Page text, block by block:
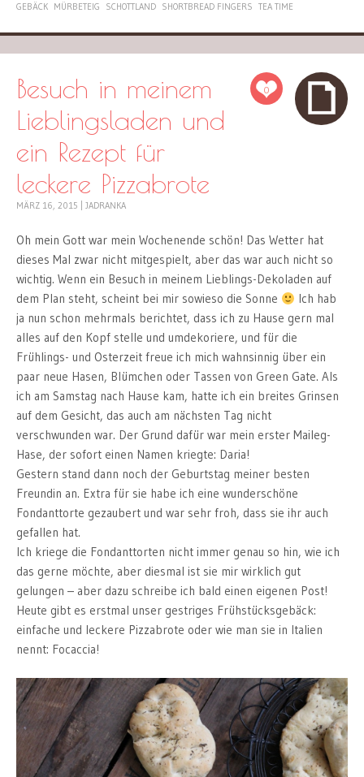
GEBÄCK MÜRBETEIG SCHOTTLAND SHORTBREAD FINGERS TEA TIME
0
Besuch in meinem
Lieblingsladen und
ein Rezept für
leckere Pizzabrote
MÄRZ 16, 2015 JADRANKA
Oh mein Gott war mein Wochenende schön! Das Wetter hat
dieses Mal zwar nicht mitgespielt, aber das war auch nicht so
wichtig. Wenn ein Besuch in meinem Lieblings-Dekoladen auf
dem Plan steht, scheint bei mir sowieso die Sonne
Ich hab
ja nun schon mehrmals berichtet, dass ich zu Hause gern mal
alles auf den Kopf stelle und umdekoriere, und für die
Frühlings- und Osterzeit freue ich mich wahnsinnig über ein
paar neue Hasen, Blümchen oder Tassen von Green Gate. Als
ich am Samstag nach Hause kam, hatte ich ein breites Grinsen
auf dem Gesicht, das auch am nächsten Tag nicht
verschwunden war. Der Grund dafür war mein erster Maileg-
Hase, der sofort einen Namen kriegte: Daria!
Gestern stand dann noch der Geburtstag meiner besten
Freundin an. Extra für sie habe ich eine wunderschöne
Fondanttorte gezaubert und war sehr froh, dass sie ihr auch
gefallen hat.
Ich kriege die Fondanttorten nicht immer genau so hin, wie ich
das gerne möchte, aber diesmal ist sie mir wirklich gut
gelungen – aber dazu schreibe ich bald einen eigenen Post!
Heute gibt es erstmal unser gestriges Frühstücksgebäck:
einfache und leckere Pizzabrote oder wie man sie in Italien
nennt: Focaccia!